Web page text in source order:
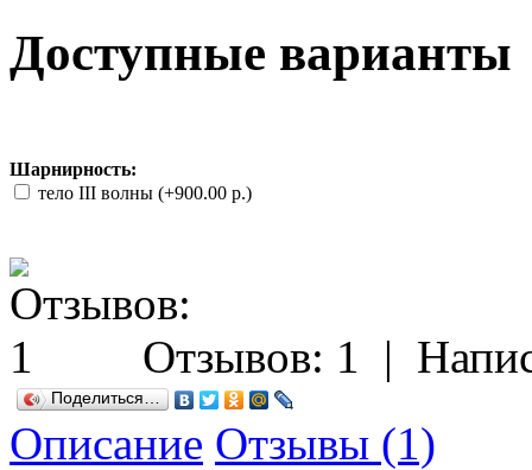
Доступные варианты
Шарнирность:
тело III волны (+900.00 р.)
Отзывов: 1 |
Поделиться…
Описание Отзывы (1)